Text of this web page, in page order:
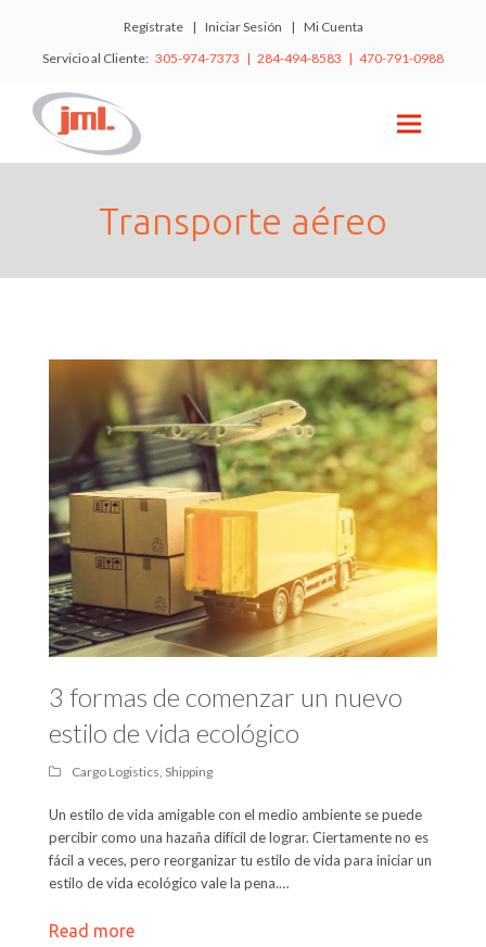
Regístrate| Iniciar Sesión | Mi Cuenta
Servicio al Cliente: 305-974-7373 | 284-494-8583 | 470-791-0988
Transporte aéreo
3 formas de comenzar un nuevo
estilo de vida ecológico
Cargo Logistics, Shipping
Un estilo de vida amigable con el medio ambiente se puede
percibir como una hazaña difícil de lograr. Ciertamente no es
fácil a veces, pero reorganizar tu estilo de vida para iniciar un
estilo de vida ecológico vale la pena.…
Read more